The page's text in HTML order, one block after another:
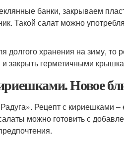
банки, закрываем
Такой салат можно
долгого хранения на зиму, то
закрыть герметичными
Новое
Рецепт с кириешками
можно готовить с